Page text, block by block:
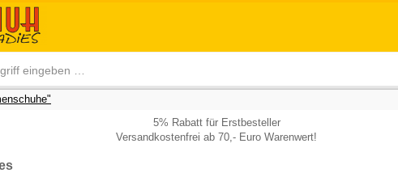
5% Rabatt für Erstbesteller
Versandkostenfrei ab 70,- Euro Warenwert!